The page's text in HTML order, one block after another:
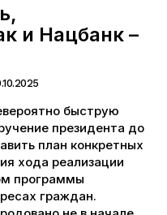
и Нацбанк –
быструю
президента до
план конкретных
хода реализации
программы
граждан.